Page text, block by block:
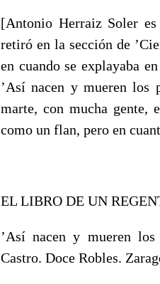
[Antonio Herraiz Soler
retiró en la sección de
en cuando se explayaba
’Así nacen y mueren los
marte, con mucha gente,
como un flan, pero en
EL LIBRO DE UN
’Así nacen y mueren los
Castro. Doce Robles.